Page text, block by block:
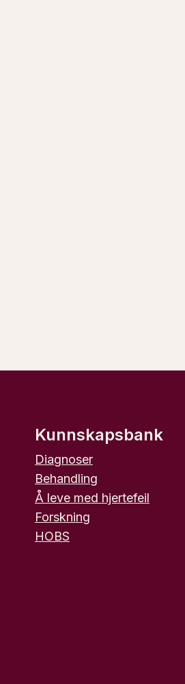
Kunnskapsbank
Diagnoser
Behandling
Å leve med hjertefeil
Forskning
HOBS